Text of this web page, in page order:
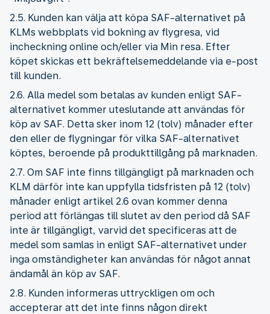
2.5. Kunden kan välja att köpa SAF-alternativet på
KLMs webbplats vid bokning av flygresa, vid
incheckning online och/eller via Min resa. Efter
köpet skickas ett bekräftelsemeddelande via e-post
till kunden.
2.6. Alla medel som betalas av kunden enligt SAF-
alternativet kommer uteslutande att användas för
köp av SAF. Detta sker inom 12 (tolv) månader efter
den eller de flygningar för vilka SAF-alternativet
köptes, beroende på produkttillgång på marknaden.
2.7. Om SAF inte finns tillgängligt på marknaden och
KLM därför inte kan uppfylla tidsfristen på 12 (tolv)
månader enligt artikel 2.6 ovan kommer denna
period att förlängas till slutet av den period då SAF
inte är tillgängligt, varvid det specificeras att de
medel som samlas in enligt SAF-alternativet under
inga omständigheter kan användas för något annat
ändamål än köp av SAF.
2.8. Kunden informeras uttryckligen om och
accepterar att det inte finns någon direkt